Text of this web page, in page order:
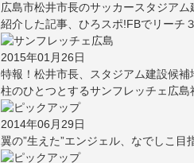
広島市松井市長のサッカースタジア
紹介した記事、ひろスポ!FBでリーチ
2015年01月26日
特報！松井市長、スタジアム建設候
柱のひとつとするサンフレッチェ広
2014年06月29日
翼の”生えた”エンジェル、なでしこ